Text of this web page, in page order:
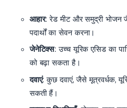
आहार: रेड मीट और समुद्री भोजन
पदार्थों का सेवन करना।
जेनेटिक्स: उच्च यूरिक एसिड का
को बढ़ा सकता है।
दवाएं: कुछ दवाएं, जैसे मूत्रवर्धक,
सकती हैं।